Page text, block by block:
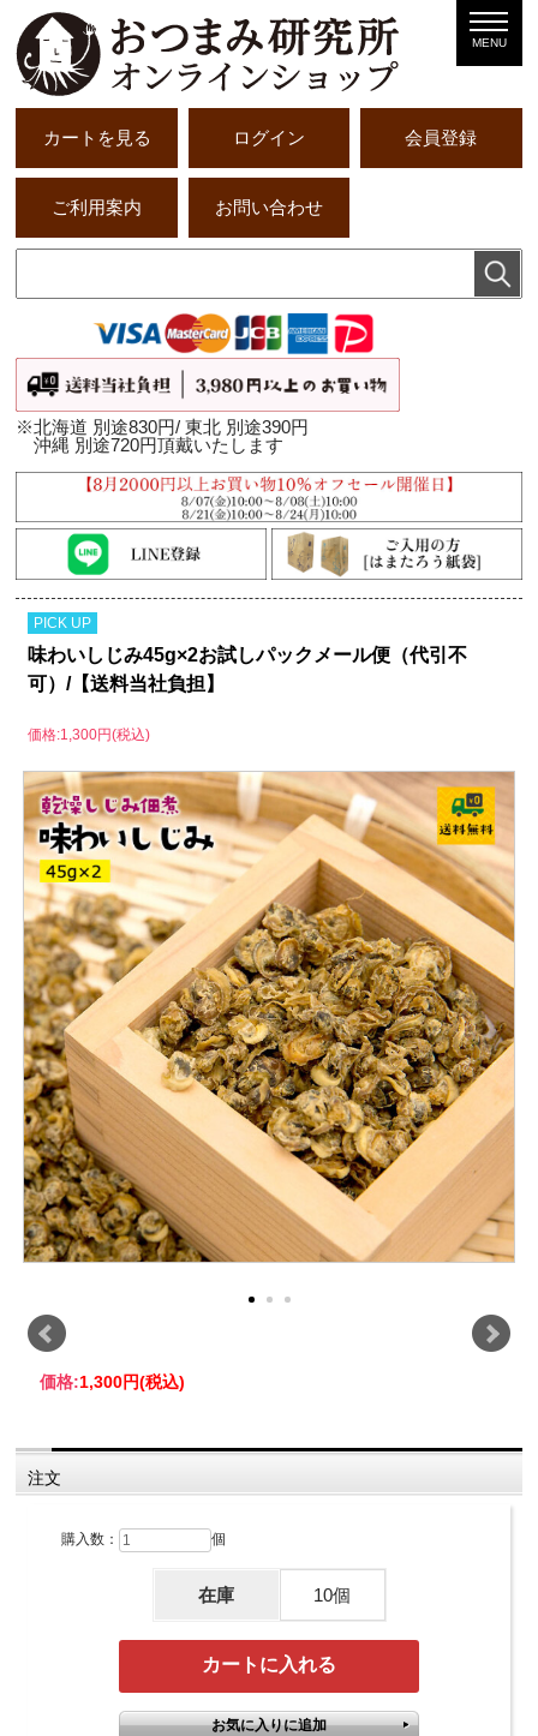
MENU
カートを見る ログイン 会員登録
ご利用案内 お問い合わせ
※北海道 別途830円/ 東北 別途390円
沖縄 別途720円頂戴いたします
PICK UP
味わいしじみ45g×2お試しパックメール便（代引不
可）/【送料当社負担】
価格:1,300円(税込)
価格:1,300円(税込)
注文
購入数： 個
在庫 10個